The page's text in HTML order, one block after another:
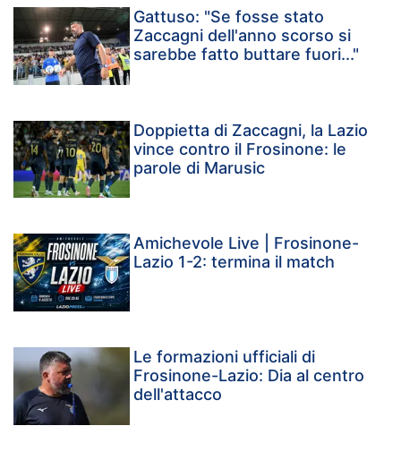
Gattuso: "Se fosse stato
Zaccagni dell'anno scorso si
sarebbe fatto buttare fuori..."
Doppietta di Zaccagni, la Lazio
vince contro il Frosinone: le
parole di Marusic
Amichevole Live | Frosinone-
Lazio 1-2: termina il match
Le formazioni ufficiali di
Frosinone-Lazio: Dia al centro
dell'attacco